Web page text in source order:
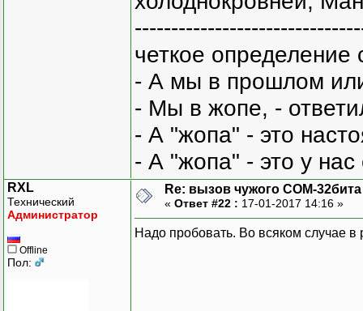
четкое
- А мы в прошлом
- Мы в жопе, -
- А "жопа" - это
- А "жопа" - это у
RXL
Технический
Администратор
Offline
Пол:
Re: вызов чужого COM-
« Ответ #22 : 17-01-2017 14:16 »
Надо пробовать. Во всяком случае в